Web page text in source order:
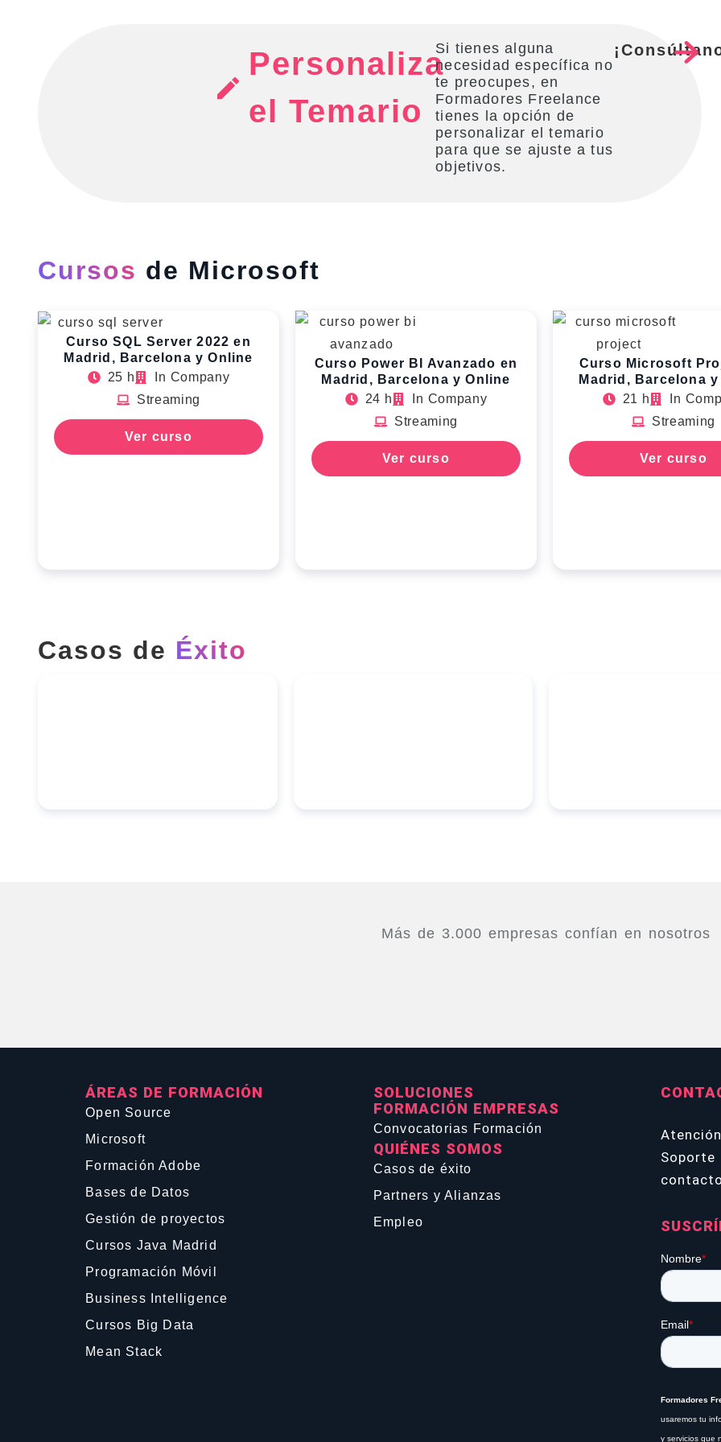
Personaliza
el Temario
Si tienes alguna
necesidad específica no
te preocupes, en
Formadores Freelance
tienes la opción de
personalizar el temario
para que se ajuste a tus
objetivos.
Cursos de Microsoft
Curso SQL Server 2022 en
Madrid, Barcelona y Online
25 h
In Company
Streaming
Ver curso
Curso Power BI Avanzado en
Madrid, Barcelona y Online
24 h
In Company
Streaming
Ver curso
Curso Microsoft
Madrid, Barcelona
21 h
In
Streaming
Ver curso
Casos de Éxito
Más de 3.000 empresas confían en nosotros
ÁREAS DE FORMACIÓN
Open Source
Microsoft
Formación Adobe
Bases de Datos
Gestión de proyectos
Cursos Java Madrid
Programación Móvil
Business Intelligence
Cursos Big Data
Mean Stack
SOLUCIONES
FORMACIÓN EMPRESAS
Convocatorias Formación
QUIÉNES SOMOS
Casos de éxito
Partners y Alianzas
Empleo